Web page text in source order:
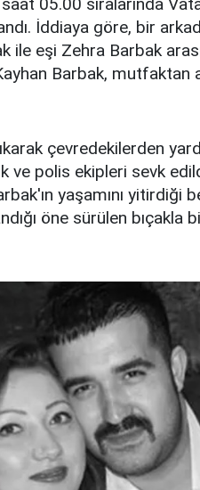
İddiaya göre, bir
ile eşi Zehra Barbak
Barbak, mutfaktan
çevredekilerden
ve polis ekipleri sevk
yaşamını yitirdiği
öne sürülen bıçakla